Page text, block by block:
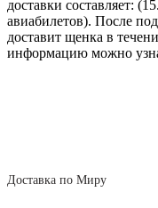
доставки составляет:
авиабилетов). После
доставит щенка в
информацию можно
Доставка по Миру